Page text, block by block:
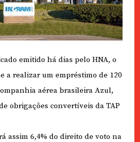
emitido há dias pelo HNA, o
a realizar um empréstimo de 120
aérea brasileira Azul,
obrigações convertíveis da TAP
assim 6,4% do direito de voto na